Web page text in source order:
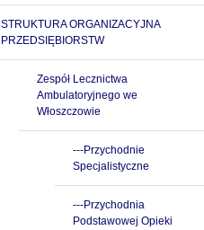
STRUKTURA ORGANIZACYJNA
PRZEDSIĘBIORSTW
Zespół Lecznictwa
Ambulatoryjnego we
Włoszczowie
---Przychodnie
Specjalistyczne
---Przychodnia
Podstawowej Opieki